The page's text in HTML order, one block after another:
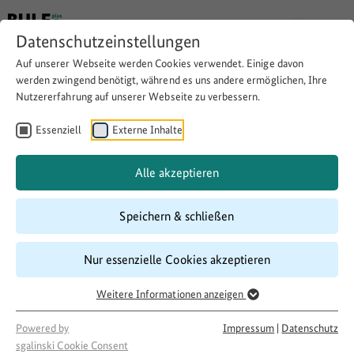
Datenschutzeinstellungen
Auf unserer Webseite werden Cookies verwendet. Einige davon
werden zwingend benötigt, während es uns andere ermöglichen, Ihre
Nutzererfahrung auf unserer Webseite zu verbessern.
Essenziell Externe Inhalte
Alle akzeptieren
Speichern & schließen
Nur essenzielle Cookies akzeptieren
Weitere Informationen anzeigen
Powered by
sgalinski Cookie Consent
Impressum | Datenschutz
Aufrechterhaltung der
Lebensmittelverteilung
während der Corona-
Pandemie
Download Copy link
Laufzeit
11/2020–